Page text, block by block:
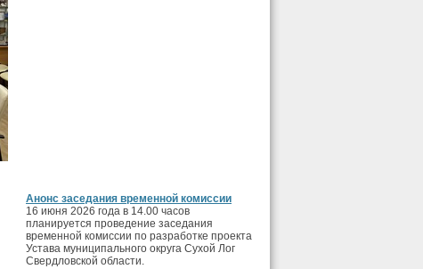
Анонс заседания временной комиссии
16 июня 2026 года в 14.00 часов
планируется проведение заседания
временной комиссии по разработке проекта
Устава муниципального округа Сухой Лог
Свердловской области.